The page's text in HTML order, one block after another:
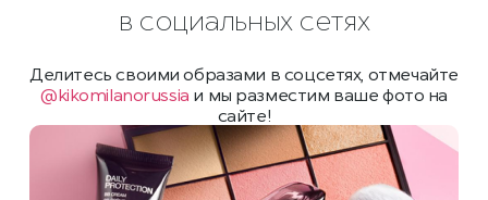
в социальных сетях
Делитесь своими образами в соцсетях, отмечайте
@kikomilanorussia и мы разместим ваше фото на
сайте!